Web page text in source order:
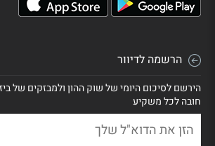
הרשמה לדיוור
הירשם לסיכום היומי של שוק ההון ולמבזקים של
חובה לכל משקיע